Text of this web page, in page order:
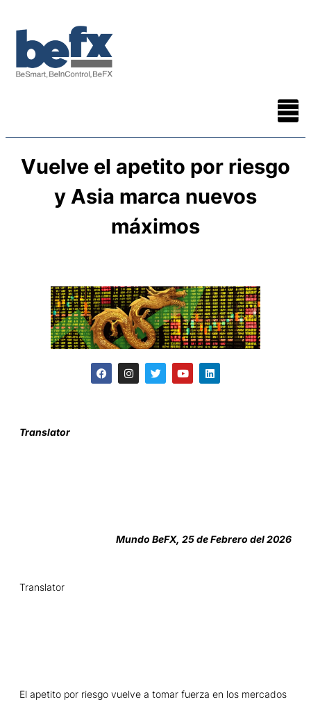
Vuelve el apetito por riesgo
y Asia marca nuevos
máximos
Translator
Mundo BeFX, 25 de Febrero del 2026
Translator
El apetito por riesgo vuelve a tomar fuerza en los mercados